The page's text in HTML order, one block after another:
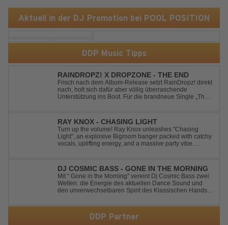
Aktuell in der DJ Promotion bei POOL POSITION
DDP Music Tipps
RAINDROPZ! X DROPZONE - THE END
Frisch nach dem Album-Release setzt RainDropz! direkt
nach, holt sich dafür aber völlig überraschende
Unterstützung ins Boot. Für die brandneue Single „The
still war. „The End“ ist ei...
RAY KNOX - CHASING LIGHT
Turn up the volume! Ray Knox unleashes "Chasing
Light", an explosive Bigroom banger packed with catchy
vocals, uplifting energy, and a massive party vibe.
DJ COSMIC BASS - GONE IN THE MORNING
Mit '' Gone in the Morning'' vereint Dj Cosmic Bass zwei
Welten: die Energie des aktuellen Dance Sound und
den unverwechselbaren Spirit des Klassischen Hands
DDP Partner